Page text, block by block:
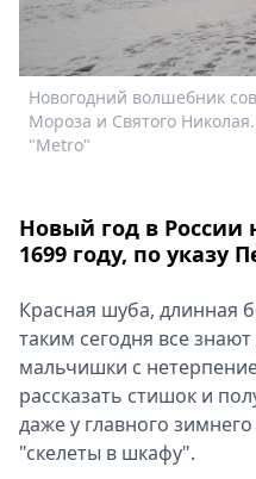
Звезды
Выборы
2026
Скачай
Metro
Новогодний волшебник
Мороза и Святого
"Metro"
Новый год в России
1699 году, по указу
Красная шуба, длинная
таким сегодня все
мальчишки с
рассказать стишок и
даже у главного
"скелеты в шкафу".